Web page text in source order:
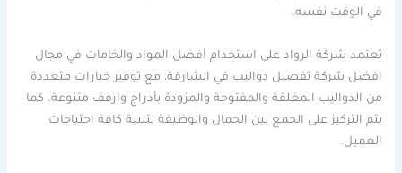
في الوقت نفسه.
تعتمد شركة الرواد على استخدام أفضل المواد والخامات في مجال
افضل شركة تفصيل دواليب في الشارقة، مع توفير خيارات متعددة
من الدواليب المغلقة والمفتوحة والمزودة بأدراج وأرفف متنوعة. كما
يتم التركيز على الجمع بين الجمال والوظيفة لتلبية كافة احتياجات
العميل.